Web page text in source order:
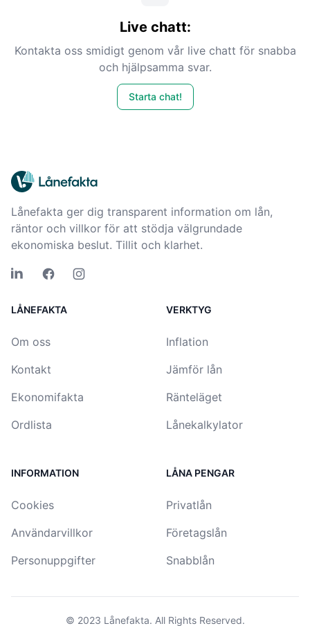
Live chatt:
Kontakta oss smidigt genom vår live chatt för snabba
och hjälpsamma svar.
Starta chat!
Lånefakta ger dig transparent information om lån,
räntor och villkor för att stödja välgrundade
ekonomiska beslut. Tillit och klarhet.
LÅNEFAKTA
Om oss
Kontakt
Ekonomifakta
Ordlista
VERKTYG
Inflation
Jämför lån
Ränteläget
Lånekalkylator
INFORMATION
Cookies
Användarvillkor
Personuppgifter
LÅNA PENGAR
Privatlån
Företagslån
Snabblån
© 2023 Lånefakta. All Rights Reserved.